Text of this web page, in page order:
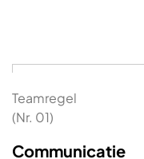
Teamregel
(Nr. 01)
Communicatie